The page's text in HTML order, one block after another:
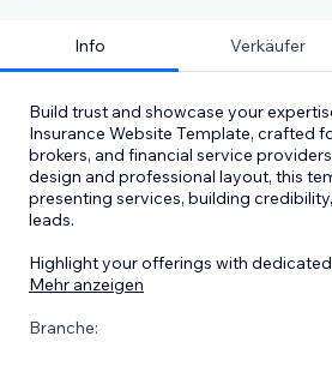
Info Verkäufer
Build trust and showcase your
Insurance Website Template, crafted
brokers, and financial service
design and professional layout, this
presenting services, building
leads.
Highlight your offerings with
Mehr anzeigen
Branche: